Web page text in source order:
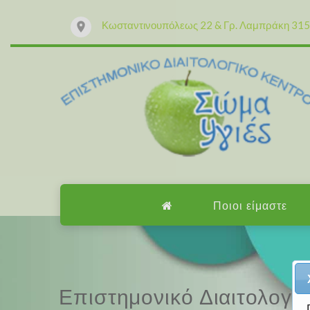
Κωσταντινουπόλεως 22 & Γρ. Λαμπράκη 315
Ποιοι είμαστε
Επαγγελματισμός,
Επιστημονικό
Μαζί μας μπορείτε
Επαγγελματισμός,
Επιστημονικό